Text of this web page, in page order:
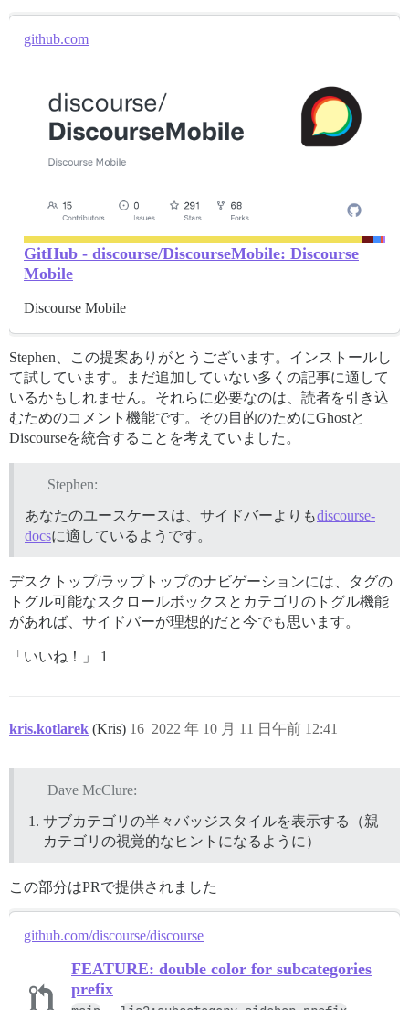
github.com
GitHub - discourse/DiscourseMobile: Discourse
Mobile
Discourse Mobile
Stephen、この提案ありがとうございます。インストールし
て試しています。まだ追加していない多くの記事に適して
いるかもしれません。それらに必要なのは、読者を引き込
むためのコメント機能です。その目的のためにGhostと
Discourseを統合することを考えていました。
Stephen:
あなたのユースケースは、サイドバーよりもdiscourse-
docsに適しているようです。
デスクトップ/ラップトップのナビゲーションには、タグの
トグル可能なスクロールボックスとカテゴリのトグル機能
があれば、サイドバーが理想的だと今でも思います。
「いいね！」 1
kris.kotlarek (Kris) 2022 年 10 月 11 日午前 12:41
16
Dave McClure:
サブカテゴリの半々バッジスタイルを表示する（親
カテゴリの視覚的なヒントになるように）
この部分はPRで提供されました
github.com/discourse/discourse
FEATURE: double color for subcategories
prefix